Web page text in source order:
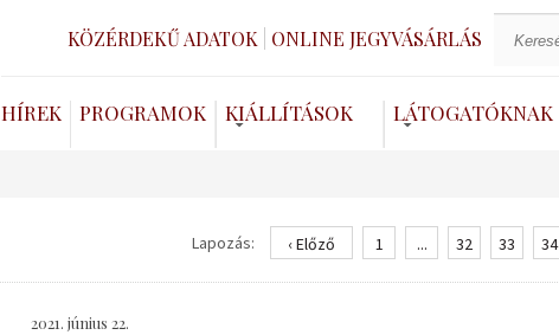
KÖZÉRDEKŰ ADATOK ONLINE JEGYVÁSÁRLÁS
HÍREK PROGRAMOK KIÁLLÍTÁSOK LÁTOGATÓKNAK
Lapozás: ‹ Előző 1 ... 32 33 34
2021. június 22.